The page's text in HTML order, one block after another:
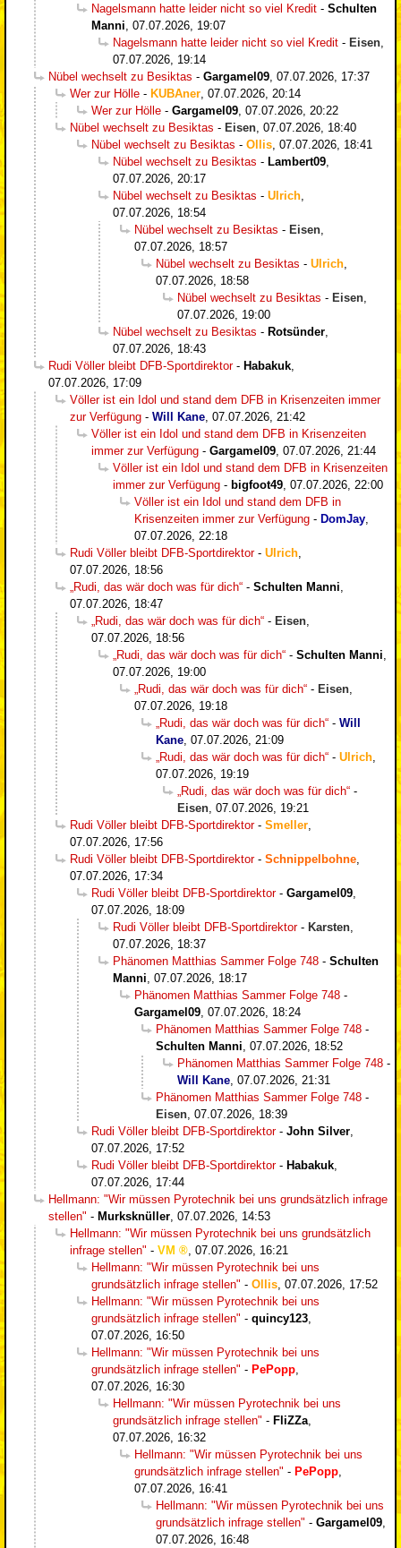
Nagelsmann hatte leider nicht so viel Kredit - Schulten
Manni 07.07.2026, 19:07
Nagelsmann hatte leider nicht so viel Kredit - Eisen
07.07.2026, 19:14
Nübel wechselt zu Besiktas - Gargamel09 07.07.2026, 17:37
Wer zur Hölle - KUBAner 07.07.2026, 20:14
Wer zur Hölle - Gargamel09 07.07.2026, 20:22
Nübel wechselt zu Besiktas - Eisen 07.07.2026, 18:40
Nübel wechselt zu Besiktas - Ollis 07.07.2026, 18:41
Nübel wechselt zu Besiktas - Lambert09
07.07.2026, 20:17
Nübel wechselt zu Besiktas - Ulrich
07.07.2026, 18:54
Nübel wechselt zu Besiktas - Eisen
07.07.2026, 18:57
Nübel wechselt zu Besiktas - Ulrich
07.07.2026, 18:58
Nübel wechselt zu Besiktas - Eisen
07.07.2026, 19:00
Nübel wechselt zu Besiktas - Rotsünder
07.07.2026, 18:43
Rudi Völler bleibt DFB-Sportdirektor- Habakuk
07.07.2026, 17:09
Völler ist ein Idol und stand dem DFB in Krisenzeiten immer
zur Verfügung - Will Kane 07.07.2026, 21:42
Völler ist ein Idol und stand dem DFB in Krisenzeiten
immer zur Verfügung - Gargamel09 07.07.2026, 21:44
Völler ist ein Idol und stand dem DFB in Krisenzeiten
immer zur Verfügung - bigfoot49 07.07.2026, 22:00
Völler ist ein Idol und stand dem DFB in
Krisenzeiten immer zur Verfügung - DomJay
07.07.2026, 22:18
Rudi Völler bleibt DFB-Sportdirektor- Ulrich
07.07.2026, 18:56
„Rudi, das wär doch was für dich“ - Schulten Manni
07.07.2026, 18:47
„Rudi, das wär doch was für dich“ - Eisen
07.07.2026, 18:56
„Rudi, das wär doch was für dich“ - Schulten Manni
07.07.2026, 19:00
„Rudi, das wär doch was für dich“ - Eisen
07.07.2026, 19:18
„Rudi, das wär doch was für dich“ - Will
Kane 07.07.2026, 21:09
„Rudi, das wär doch was für dich“ - Ulrich
07.07.2026, 19:19
„Rudi, das wär doch was für dich“ -
Eisen 07.07.2026, 19:21
Rudi Völler bleibt DFB-Sportdirektor- Smeller
07.07.2026, 17:56
Rudi Völler bleibt DFB-Sportdirektor- Schnippelbohne
07.07.2026, 17:34
Rudi Völler bleibt DFB-Sportdirektor- Gargamel09
07.07.2026, 18:09
Rudi Völler bleibt DFB-Sportdirektor- Karsten
07.07.2026, 18:37
Phänomen Matthias Sammer Folge 748 - Schulten
Manni 07.07.2026, 18:17
Phänomen Matthias Sammer Folge 748 -
Gargamel09 07.07.2026, 18:24
Phänomen Matthias Sammer Folge 748 -
Schulten Manni 07.07.2026, 18:52
Phänomen Matthias Sammer Folge 748 -
Will Kane 07.07.2026, 21:31
Phänomen Matthias Sammer Folge 748 -
Eisen 07.07.2026, 18:39
Rudi Völler bleibt DFB-Sportdirektor- John Silver
07.07.2026, 17:52
Rudi Völler bleibt DFB-Sportdirektor- Habakuk
07.07.2026, 17:44
Hellmann: "Wir müssen Pyrotechnik bei uns grundsätzlich infrage
stellen" - Murksknüller 07.07.2026, 14:53
Hellmann: "Wir müssen Pyrotechnik bei uns grundsätzlich
infrage stellen" - VM
07.07.2026, 16:21
Hellmann: "Wir müssen Pyrotechnik bei uns
grundsätzlich infrage stellen" - Ollis 07.07.2026, 17:52
Hellmann: "Wir müssen Pyrotechnik bei uns
grundsätzlich infrage stellen" - quincy123
07.07.2026, 16:50
Hellmann: "Wir müssen Pyrotechnik bei uns
grundsätzlich infrage stellen" - PePopp
07.07.2026, 16:30
Hellmann: "Wir müssen Pyrotechnik bei uns
grundsätzlich infrage stellen" - FliZZa
07.07.2026, 16:32
Hellmann: "Wir müssen Pyrotechnik bei uns
grundsätzlich infrage stellen" - PePopp
07.07.2026, 16:41
Hellmann: "Wir müssen Pyrotechnik bei uns
grundsätzlich infrage stellen" - Gargamel09
07.07.2026, 16:48